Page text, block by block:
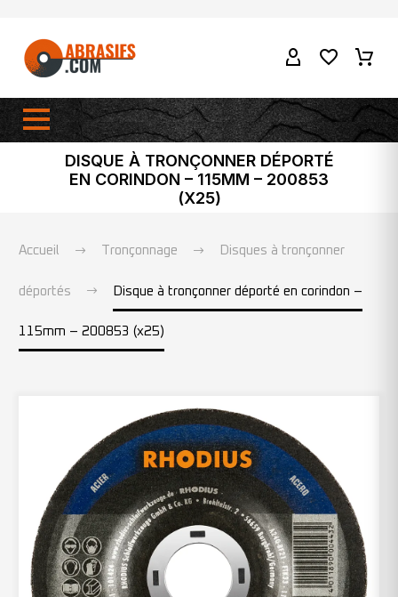
DISQUE À TRONÇONNER DÉPORTÉ
EN CORINDON – 115MM – 200853
(X25)
Accueil Tronçonnage Disques à tronçonner
déportés Disque à tronçonner déporté en corindon –
115mm – 200853 (x25)